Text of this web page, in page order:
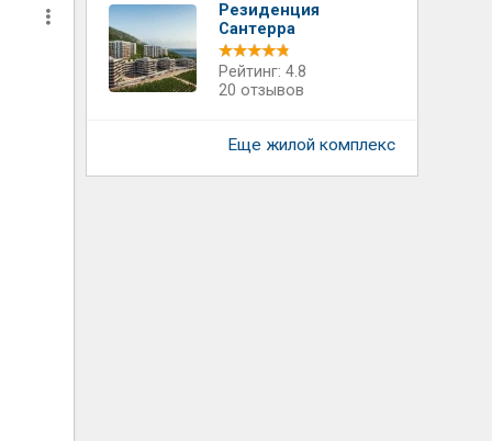
Резиденция
Сантерра
Рейтинг: 4.8
20 отзывов
Еще жилой комплекс